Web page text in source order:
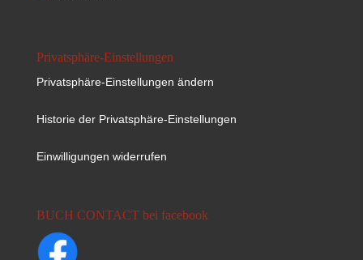
Privatsphäre-Einstellungen
Privatsphäre-Einstellungen ändern
Historie der Privatsphäre-Einstellungen
Einwilligungen widerrufen
BUCH CONTACT bei facebook